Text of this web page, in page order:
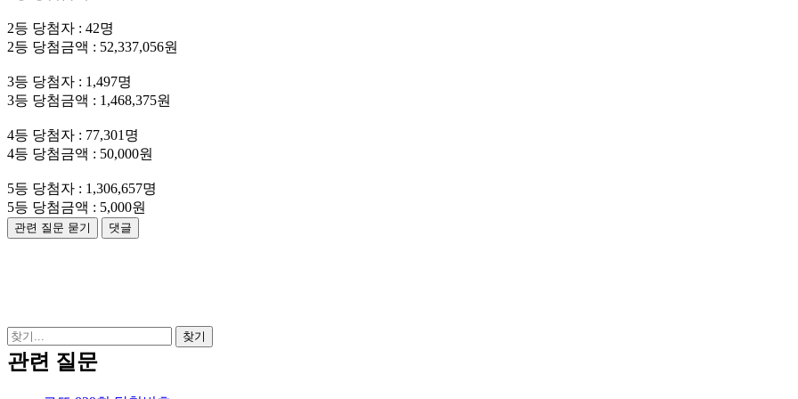
2등 당첨자 : 42명
2등 당첨금액 : 52,337,056원
3등 당첨자 : 1,497명
3등 당첨금액 : 1,468,375원
4등 당첨자 : 77,301명
4등 당첨금액 : 50,000원
5등 당첨자 : 1,306,657명
5등 당첨금액 : 5,000원
관련 질문